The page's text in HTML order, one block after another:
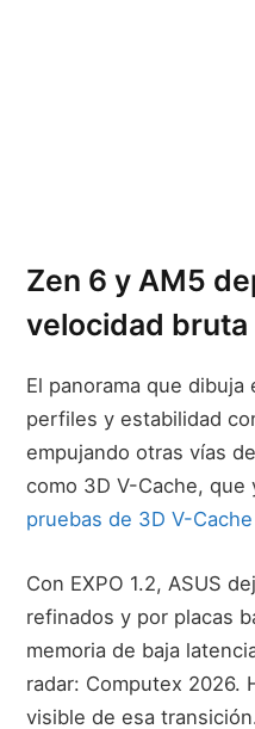
Zen 6 y AM5
velocidad bruta
El panorama que
perfiles y estabilidad
empujando otras vías
como 3D V-Cache,
pruebas de 3D V-
Con EXPO 1.2, ASUS
refinados y por placas
memoria de baja
radar: Computex 2026.
visible de esa